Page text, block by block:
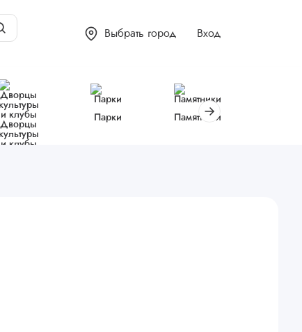
Выбрать город Вход
Дворцы
культуры
и клубы
Парки Памятники